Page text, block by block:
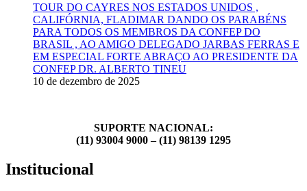
TOUR DO CAYRES NOS ESTADOS UNIDOS ,
CALIFÓRNIA, FLADIMAR DANDO OS PARABÉNS
PARA TODOS OS MEMBROS DA CONFEP DO
BRASIL , AO AMIGO DELEGADO JARBAS FERRAS E
EM ESPECIAL FORTE ABRAÇO AO PRESIDENTE DA
CONFEP DR. ALBERTO TINEU
10 de dezembro de 2025
SUPORTE NACIONAL:
(11) 93004 9000 – (11) 98139 1295
Institucional